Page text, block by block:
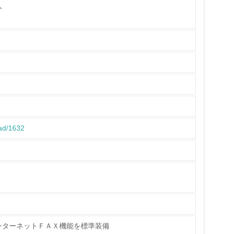
・販売
な販売目標や計画を立てている
1632
ーネットＦＡＸ機能を標準装備